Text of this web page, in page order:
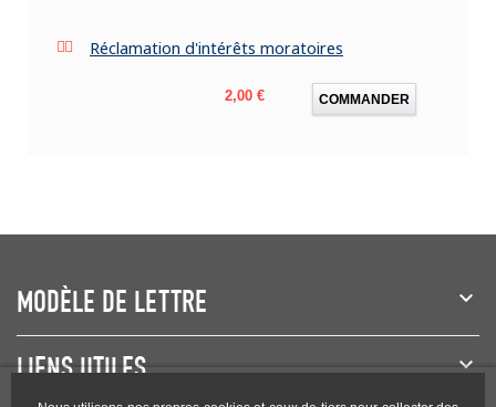
Réclamation d'intérêts moratoires
Prix
2,00 € COMMANDER
MODÈLE DE LETTRE
LIENS UTILES